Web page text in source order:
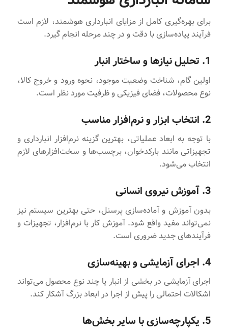
برای بهره‌گیری کامل از مزایای انبارداری هوشمند، لازم است
فرآیند پیاده‌سازی با دقت و در چند مرحله انجام گیرد.
1. تحلیل نیازها و ساختار انبار
اولین گام، شناخت وضعیت موجود، نحوه ورود و خروج کالا،
نوع محصولات، فضای فیزیکی و ظرفیت مورد نظر است.
2. انتخاب ابزار و نرم‌افزار مناسب
با توجه به ابعاد عملیاتی، بهترین گزینه نرم‌افزار انبارداری و
تجهیزاتی مانند بارکدخوان، برچسب‌ها و سخت‌افزارهای لازم
انتخاب می‌شود.
3. آموزش نیروی انسانی
بدون آموزش و آماده‌سازی پرسنل، حتی بهترین سیستم نیز
نمی‌تواند مفید واقع شود. آموزش کار با نرم‌افزار، تجهیزات و
فرآیندهای جدید ضروری است.
4. اجرای آزمایشی و بهینه‌سازی
اجرای آزمایشی در بخشی از انبار یا چند نوع محصول می‌تواند
اشکالات احتمالی را پیش از اجرا در ابعاد بزرگ آشکار کند.
5. یکپارچه‌سازی با سایر بخش‌ها